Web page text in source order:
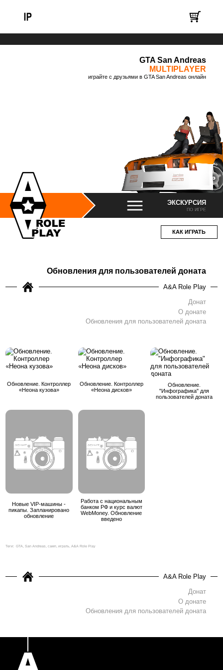
GTA San Andreas
MULTIPLAYER
играйте с друзьями в GTA San Andreas онлайн
ЭКСКУРСИЯ
ПО ИГРЕ
КАК ИГРАТЬ
Обновления для пользователей доната
A&A Role Play
Донат
О донате
Обновления для пользователей доната
Обновление. Контроллер
«Неона кузова»
Обновление. Контроллер
«Неона дисков»
Обновление.
"Инфографика" для
пользователей доната
Новые VIP-машины -
пикапы. Запланировано
обновление
Работа с национальным
банком РФ и курс валют
WebMoney. Обновление
введено
Теги: GTA, San Andreas, самп, играть, A&A Role Play
A&A Role Play
Донат
О донате
Обновления для пользователей доната